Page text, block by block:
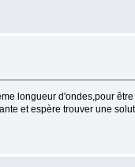
longueur d'ondes,pour
et espère trouver une